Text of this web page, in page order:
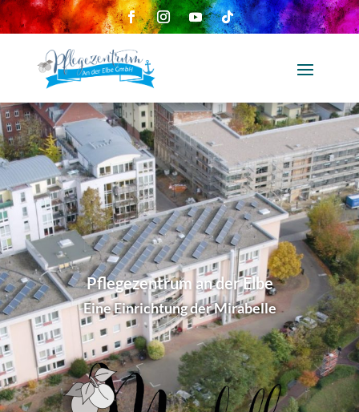
Pflegezentrum an der Elbe
Eine Einrichtung der Mirabelle